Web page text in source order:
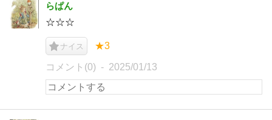
らぱん
☆☆☆
ナイス ★3
コメント(0) 2025/01/13